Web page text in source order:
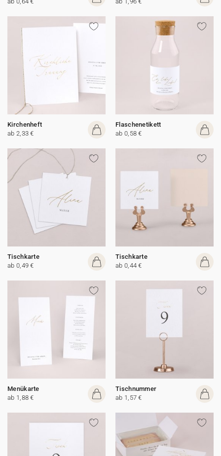
Kirchenheft
ab 2,33 €
Flaschenetikett
ab 0,58 €
Tischkarte
ab 0,49 €
Tischkarte
ab 0,44 €
Menükarte
ab 1,88 €
Tischnummer
ab 1,57 €